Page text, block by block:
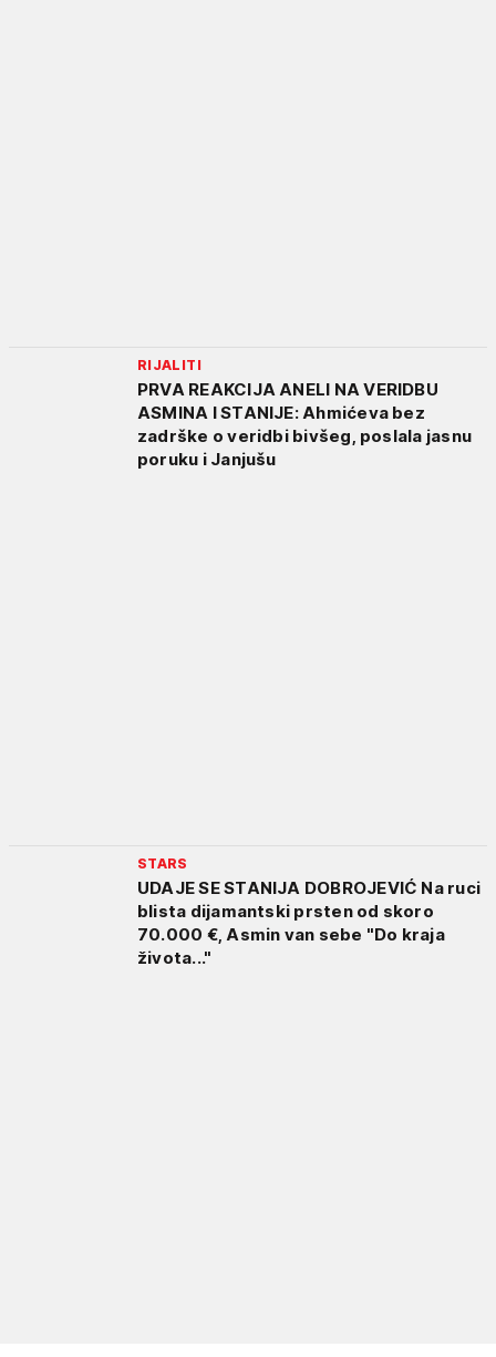
RIJALITI
PRVA REAKCIJA ANELI NA VERIDBU
ASMINA I STANIJE: Ahmićeva bez
zadrške o veridbi bivšeg, poslala jasnu
poruku i Janjušu
STARS
UDAJE SE STANIJA DOBROJEVIĆ Na ruci
blista dijamantski prsten od skoro
70.000 €, Asmin van sebe "Do kraja
života..."